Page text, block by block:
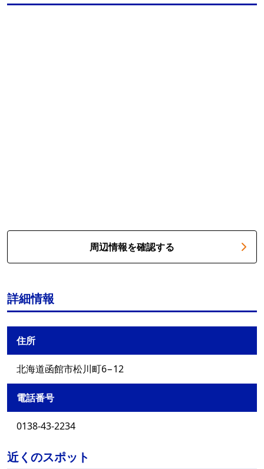
周辺情報を確認する
詳細情報
住所
北海道函館市松川町6−12
電話番号
0138-43-2234
近くのスポット